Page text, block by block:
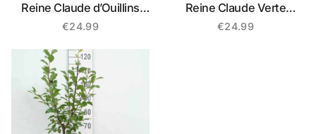
Reine Claude d’Ouillins
Pruimenboom
€24.99
Reine Claude Verte
Pruimenboom
€24.99